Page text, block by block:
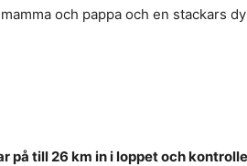
och pappa och en stackars
på till 26 km in i loppet och